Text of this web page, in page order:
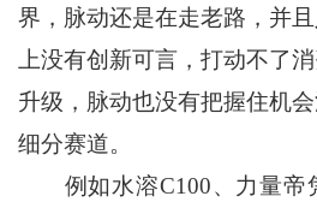
界，脉动还是在走老路，并
上没有创新可言，打动不了
升级，脉动也没有把握住机
细分赛道。
例如水溶C100、力量帝